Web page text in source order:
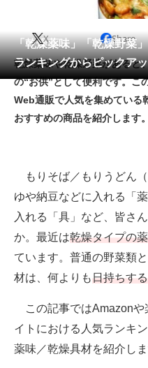
ペット
工具・DIY
生活家電
空調・季節家電
釣り具・釣り用品
メディア
スマホと通信の最新トレンド
進化するPCとデバイスの未来
「乾燥薬味」「乾燥野菜
ランキングからピックア
X Share
乾燥薬味や乾燥野菜があると
の“お供”として便利です。こ
Web通販で人気を集めている
おすすめの商品を紹介します。
もりそば／もりうどん
ゆや納豆などに入れる「
入れる「具」など、皆さ
か。最近は乾燥タイプの
ています。普通の野菜類
材は、何よりも日持ちする
この記事ではAmazonや
イトにおける人気ランキ
薬味／乾燥具材を紹介しま